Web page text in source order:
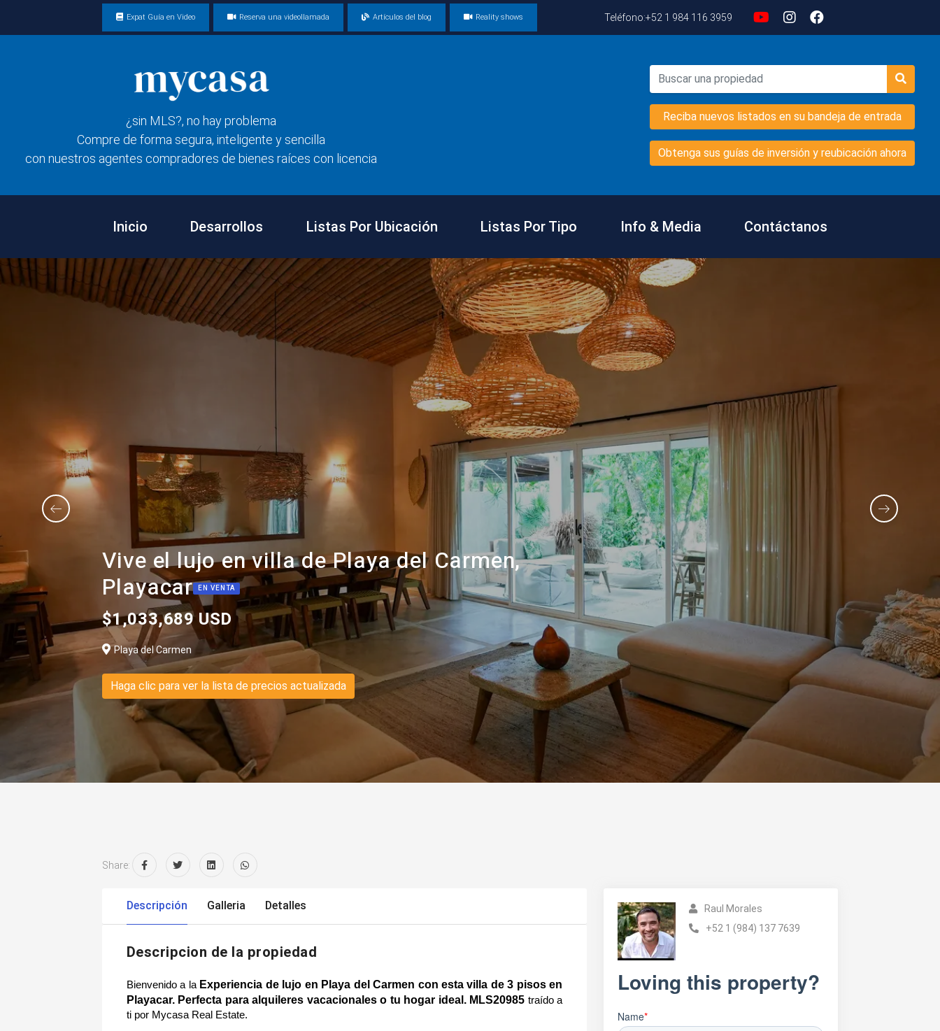
Expat Guía en Video Reserva una videollamada Artículos del blog Reality shows Teléfono:+52 1 984 116 3959
¿sin MLS?, no hay problema
Compre de forma segura, inteligente y sencilla
con nuestros agentes compradores de bienes raíces con licencia
Reciba nuevos listados en su bandeja de entrada
Obtenga sus guías de inversión y reubicación ahora
Inicio Desarrollos Listas Por Ubicación Listas Por Tipo Info & Media Contáctanos
Vive el lujo en villa de Playa del Carmen,
Playacar EN VENTA
$1,033,689 USD
Playa del Carmen
Haga clic para ver la lista de precios actualizada
Share:
Descripción Galleria Detalles
Descripcion de la propiedad
Bienvenido a la Experiencia de lujo en Playa del Carmen con esta villa de 3 pisos en
Playacar. Perfecta para alquileres vacacionales o tu hogar ideal. MLS20985 traído a
ti por Mycasa Real Estate.
Raul Morales
+52 1 (984) 137 7639